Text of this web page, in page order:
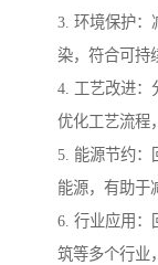
3. 环境保护：
染，符合可持
4. 工艺改进：
优化工艺流程
5. 能源节约：
能源，有助于
6. 行业应用：
筑等多个行业